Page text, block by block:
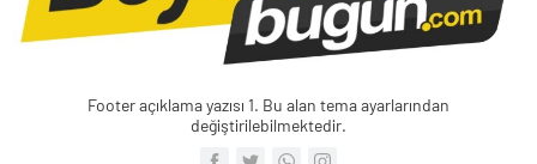
Footer açıklama yazısı 1. Bu alan tema ayarlarından
değiştirilebilmektedir.